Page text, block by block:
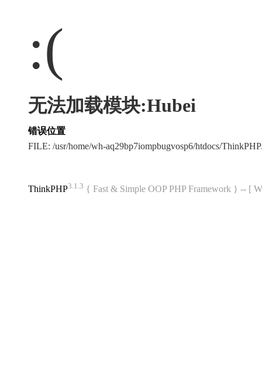
:(
无法加载模块:Hubei
错误位置
FILE: /usr/home/wh-aq29bp7iompbugvosp6/htdocs/
ThinkPHP3.1.3 { Fast & Simple OOP PHP Framework } -- [